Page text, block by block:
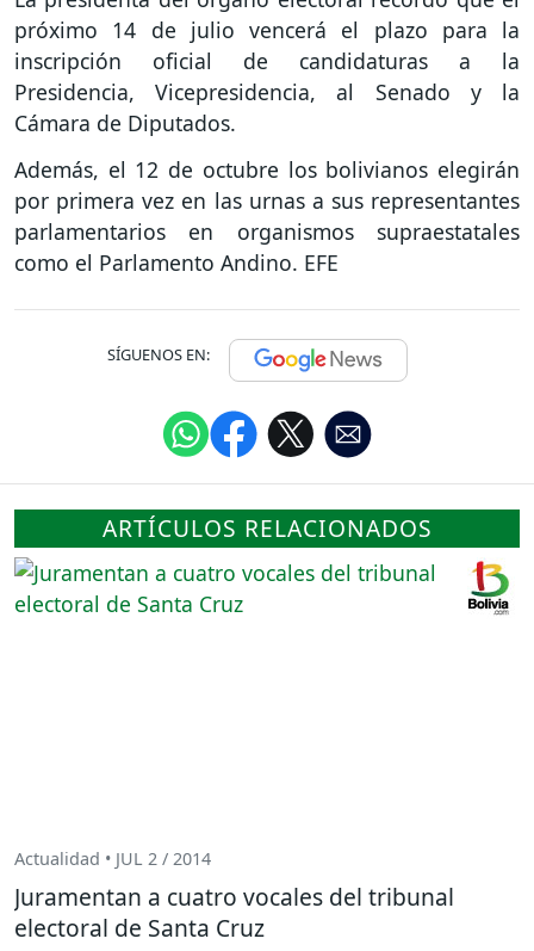
próximo 14 de julio vencerá el plazo para la
inscripción oficial de candidaturas a la
Presidencia, Vicepresidencia, al Senado y la
Cámara de Diputados.
Además, el 12 de octubre los bolivianos elegirán
por primera vez en las urnas a sus representantes
parlamentarios en organismos supraestatales
como el Parlamento Andino. EFE
SÍGUENOS EN:
ARTÍCULOS RELACIONADOS
Actualidad • JUL 2 / 2014
Juramentan a cuatro vocales del tribunal
electoral de Santa Cruz